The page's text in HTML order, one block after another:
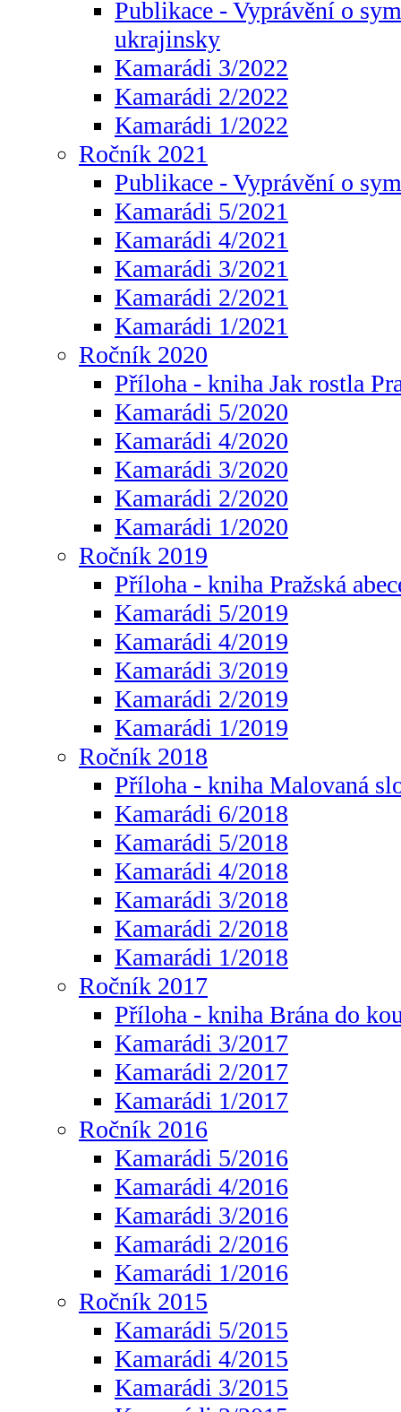
Publikace - Vyprávění o
ukrajinsky
Kamarádi 3/2022
Kamarádi 2/2022
Kamarádi 1/2022
Ročník 2021
Publikace - Vyprávění o
Kamarádi 5/2021
Kamarádi 4/2021
Kamarádi 3/2021
Kamarádi 2/2021
Kamarádi 1/2021
Ročník 2020
Příloha - kniha Jak rostla
Kamarádi 5/2020
Kamarádi 4/2020
Kamarádi 3/2020
Kamarádi 2/2020
Kamarádi 1/2020
Ročník 2019
Příloha - kniha Pražská
Kamarádi 5/2019
Kamarádi 4/2019
Kamarádi 3/2019
Kamarádi 2/2019
Kamarádi 1/2019
Ročník 2018
Příloha - kniha Malovaná
Kamarádi 6/2018
Kamarádi 5/2018
Kamarádi 4/2018
Kamarádi 3/2018
Kamarádi 2/2018
Kamarádi 1/2018
Ročník 2017
Příloha - kniha Brána do
Kamarádi 3/2017
Kamarádi 2/2017
Kamarádi 1/2017
Ročník 2016
Kamarádi 5/2016
Kamarádi 4/2016
Kamarádi 3/2016
Kamarádi 2/2016
Kamarádi 1/2016
Ročník 2015
Kamarádi 5/2015
Kamarádi 4/2015
Kamarádi 3/2015